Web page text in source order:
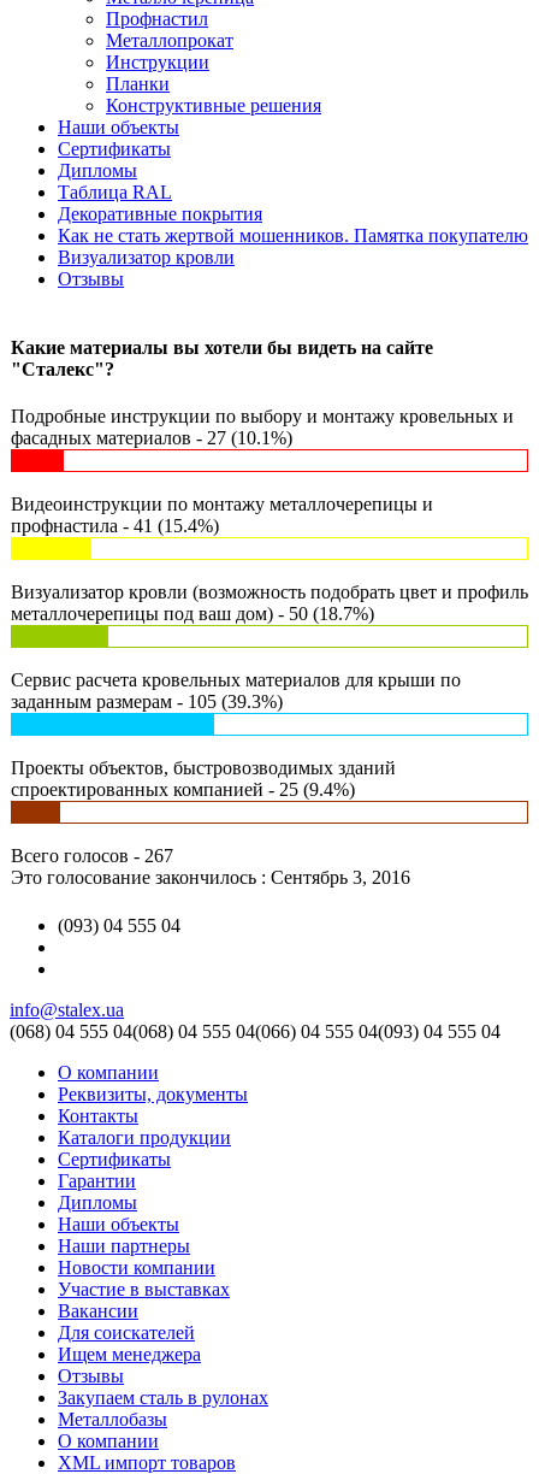
Профнастил
Металлопрокат
Инструкции
Планки
Конструктивные решения
Наши объекты
Сертификаты
Дипломы
Таблица RAL
Декоративные покрытия
Как не стать жертвой мошенников. Памятка покупателю
Визуализатор кровли
Отзывы
Какие материалы вы хотели бы видеть на сайте
"Сталекс"?
Подробные инструкции по выбору и монтажу кровельных и
фасадных материалов - 27 (10.1%)
Видеоинструкции по монтажу металлочерепицы и
профнастила - 41 (15.4%)
Визуализатор кровли (возможность подобрать цвет и профиль
металлочерепицы под ваш дом) - 50 (18.7%)
Сервис расчета кровельных материалов для крыши по
заданным размерам - 105 (39.3%)
Проекты объектов, быстровозводимых зданий
спроектированных компанией - 25 (9.4%)
Всего голосов - 267
Это голосование закончилось : Сентябрь 3, 2016
(093) 04 555 04
info@stalex.ua
(068) 04 555 04(068) 04 555 04(066) 04 555 04(093) 04 555 04
О компании
Реквизиты, документы
Контакты
Каталоги продукции
Сертификаты
Гарантии
Дипломы
Наши объекты
Наши партнеры
Новости компании
Участие в выставках
Вакансии
Для соискателей
Ищем менеджера
Отзывы
Закупаем сталь в рулонах
Металлобазы
О компании
XML импорт товаров